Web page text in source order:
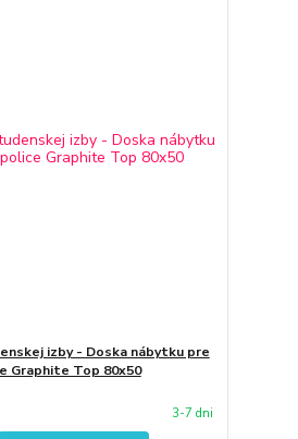
izby - Doska nábytku pre
Graphite Top 80x50
3-7 dni